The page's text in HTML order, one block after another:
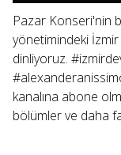
Pazar Konseri'nin
yönetimindeki
dinliyoruz.
kanalına abone
bölümler ve daha